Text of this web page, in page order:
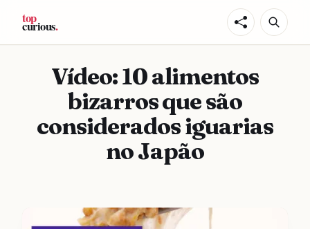
Vídeo: 10 alimentos
bizarros que são
considerados iguarias
no Japão